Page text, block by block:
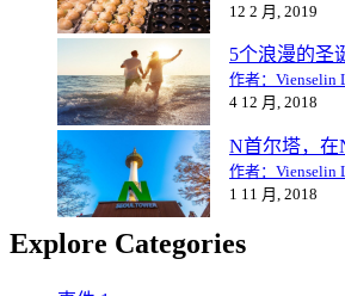
12 2 月, 2019
5个浪漫的圣
作者：Vienselin
4 12 月, 2018
N首尔塔，在
作者：Vienselin
1 11 月, 2018
Explore Categories